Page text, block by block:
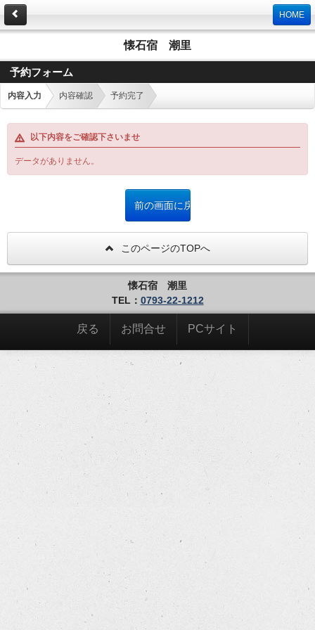
HOME
懐石宿 潮里
予約フォーム
内容入力 内容確認 予約完了
以下内容をご確認下さいませ
データがありません。
このページのTOPへ
懐石宿 潮里
TEL： 0793-22-1212
戻る お問合せ PCサイト